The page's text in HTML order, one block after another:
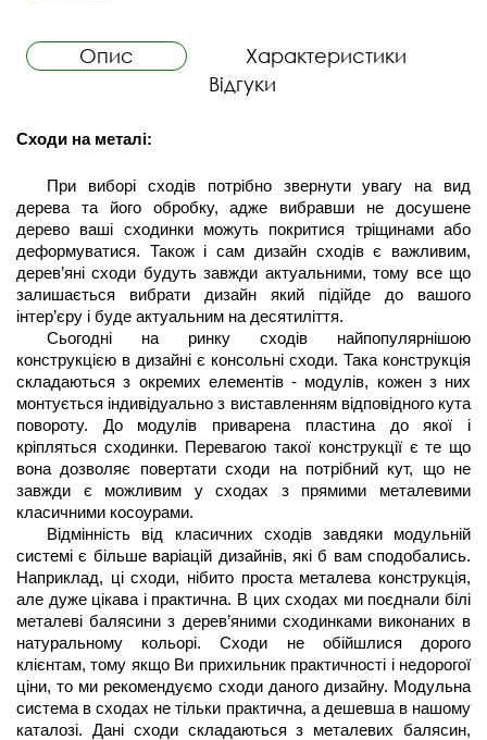
Опис
Характеристики
Відгуки
Сходи на металі:
При виборі сходів потрібно звернути увагу на вид
дерева та його обробку, адже вибравши не досушене
дерево ваші сходинки можуть покритися тріщинами або
деформуватися. Також і сам дизайн сходів є важливим,
дерев’яні сходи будуть завжди актуальними, тому все що
залишається вибрати дизайн який підійде до вашого
інтер’єру і буде актуальним на десятиліття.
Сьогодні на ринку сходів найпопулярнішою
конструкцією в дизайні є консольні сходи. Така конструкція
складаються з окремих елементів - модулів, кожен з них
монтується індивідуально з виставленням відповідного кута
повороту. До модулів приварена пластина до якої і
кріпляться сходинки. Перевагою такої конструкції є те що
вона дозволяє повертати сходи на потрібний кут, що не
завжди є можливим у сходах з прямими металевими
класичними косоурами.
Відмінність від класичних сходів завдяки модульній
системі є більше варіацій дизайнів, які б вам сподобались.
Наприклад, ці сходи, нібито проста металева конструкція,
але дуже цікава і практична. В цих сходах ми поєднали білі
металеві балясини з дерев’яними сходинками виконаних в
натуральному кольорі. Сходи не обійшлися дорого
клієнтам, тому якщо Ви прихильник практичності і недорогої
ціни, то ми рекомендуємо сходи даного дизайну. Модульна
система в сходах не тільки практична, а дешевша в нашому
каталозі. Дані сходи складаються з металевих балясин,